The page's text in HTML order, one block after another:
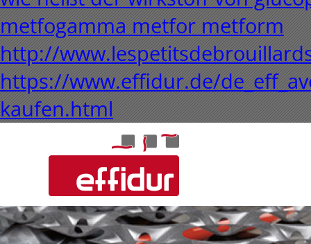
metfogamma metfor metform
http://
https://www.effidur.de/
kaufen.html